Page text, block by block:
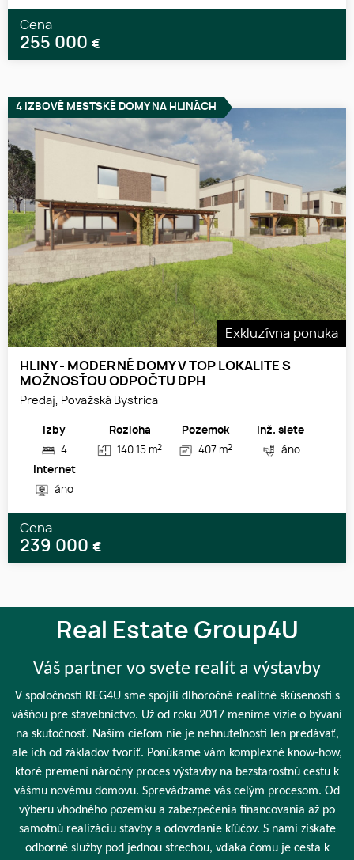
Cena
255 000 €
Exkluzívna ponuka
HLINY - MODERNÉ DOMY V TOP LOKALITE S
MOŽNOSŤOU ODPOČTU DPH
Predaj, Považská Bystrica
Izby
4
Rozloha
140.15 m2
Pozemok
407 m2
Inž. siete
áno
Internet
áno
Cena
239 000 €
4 IZBOVÉ MESTSKÉ DOMY NA HLINÁCH
Real Estate Group4U
Váš partner vo svete realít a výstavby
V spoločnosti REG4U sme spojili dlhoročné realitné skúsenosti s
vášňou pre stavebníctvo. Už od roku 2017 meníme vízie o bývaní
na skutočnosť. Naším cieľom nie je nehnuteľnosti len predávať,
ale ich od základov tvoriť. Ponúkame vám komplexné know-how,
ktoré premení náročný proces výstavby na bezstarostnú cestu k
vášmu novému domovu. Sprevádzame vás celým procesom. Od
výberu vhodného pozemku a zabezpečenia financovania až po
samotnú realizáciu stavby a odovzdanie kľúčov. S nami získate
odborné služby pod jednou strechou, vďaka čomu je cesta k